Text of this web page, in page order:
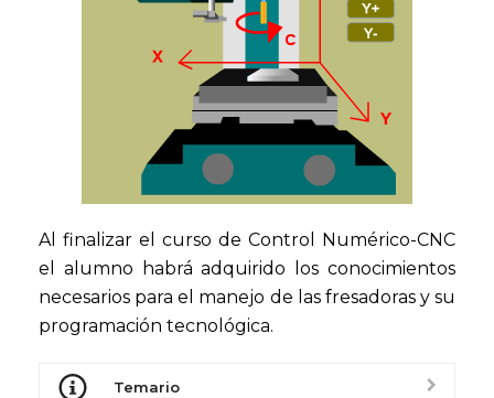
Al finalizar el curso de Control Numérico-CNC
el alumno habrá adquirido los conocimientos
necesarios para el manejo de las fresadoras y su
programación tecnológica.
Temario